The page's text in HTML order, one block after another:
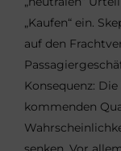
„Kaufen“ ein.
auf den
Konsequenz:
kommenden